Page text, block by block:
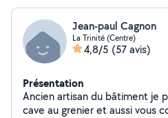
Jean-paul Cagnon
La Trinité (Centre)
4,8/5 (57 avis)
Présentation
Ancien artisan du bâtiment je
cave au grenier et aussi vous